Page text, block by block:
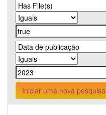
Iniciar uma nova pesquisa